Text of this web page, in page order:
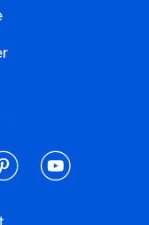
youtube